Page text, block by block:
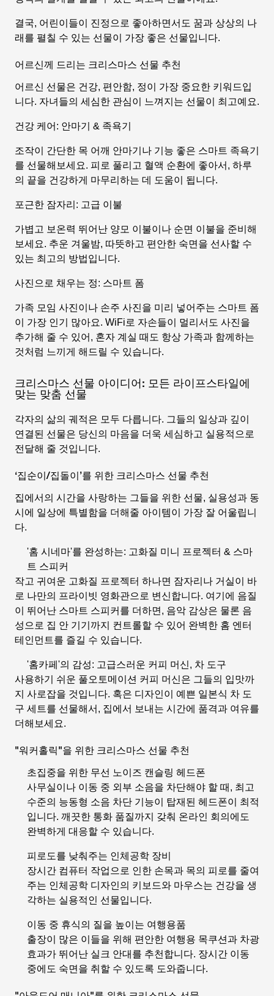
결국, 어린이들이 진정으로 좋아하면서도 꿈과 상상의 나
래를 펼칠 수 있는 선물이 가장 좋은 선물입니다.
어르신께 드리는 크리스마스 선물 추천
어르신 선물은 건강, 편안함, 정이 가장 중요한 키워드입
니다. 자녀들의 세심한 관심이 느껴지는 선물이 최고예요.
건강 케어: 안마기 & 족욕기
조작이 간단한 목 어깨 안마기나 기능 좋은 스마트 족욕기
를 선물해보세요. 피로 풀리고 혈액 순환에 좋아서, 하루
의 끝을 건강하게 마무리하는 데 도움이 됩니다.
포근한 잠자리: 고급 이불
가볍고 보온력 뛰어난 양모 이불이나 순면 이불을 준비해
보세요. 추운 겨울밤, 따뜻하고 편안한 숙면을 선사할 수
있는 최고의 방법입니다.
사진으로 채우는 정: 스마트 폼
가족 모임 사진이나 손주 사진을 미리 넣어주는 스마트 폼
이 가장 인기 많아요. WiFi로 자손들이 멀리서도 사진을
추가해 줄 수 있어, 혼자 계실 때도 항상 가족과 함께하는
것처럼 느끼게 해드릴 수 있습니다.
크리스마스 선물 아이디어: 모든 라이프스타일에
맞는 맞춤 선물
각자의 삶의 궤적은 모두 다릅니다. 그들의 일상과 깊이
연결된 선물은 당신의 마음을 더욱 세심하고 실용적으로
전달해 줄 것입니다.
‘집순이/집돌이’를 위한 크리스마스 선물 추천
집에서의 시간을 사랑하는 그들을 위한 선물, 실용성과 동
시에 일상에 특별함을 더해줄 아이템이 가장 잘 어울립니
다.
'홈 시네마'를 완성하는: 고화질 미니 프로젝터 & 스마
트 스피커
작고 귀여운 고화질 프로젝터 하나면 잠자리나 거실이 바
로 나만의 프라이빗 영화관으로 변신합니다. 여기에 음질
이 뛰어난 스마트 스피커를 더하면, 음악 감상은 물론 음
성으로 집 안 기기까지 컨트롤할 수 있어 완벽한 홈 엔터
테인먼트를 즐길 수 있습니다.
'홈카페'의 감성: 고급스러운 커피 머신, 차 도구
사용하기 쉬운 풀오토메이션 커피 머신은 그들의 입맛까
지 사로잡을 것입니다. 혹은 디자인이 예쁜 일본식 차 도
구 세트를 선물해서, 집에서 보내는 시간에 품격과 여유를
더해보세요.
"워커홀릭"을 위한 크리스마스 선물 추천
초집중을 위한 무선 노이즈 캔슬링 헤드폰
사무실이나 이동 중 외부 소음을 차단해야 할 때, 최고
수준의 능동형 소음 차단 기능이 탑재된 헤드폰이 최적
입니다. 깨끗한 통화 품질까지 갖춰 온라인 회의에도
완벽하게 대응할 수 있습니다.
피로도를 낮춰주는 인체공학 장비
장시간 컴퓨터 작업으로 인한 손목과 목의 피로를 줄여
주는 인체공학 디자인의 키보드와 마우스는 건강을 생
각하는 실용적인 선물입니다.
이동 중 휴식의 질을 높이는 여행용품
출장이 많은 이들을 위해 편안한 여행용 목쿠션과 차광
효과가 뛰어난 실크 안대를 추천합니다. 장시간 이동
중에도 숙면을 취할 수 있도록 도와줍니다.